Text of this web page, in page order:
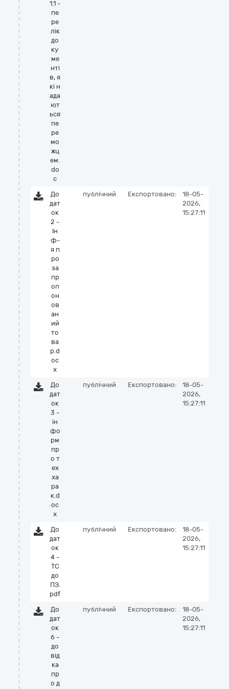
1.1 -
пе
ре
лік
до
ку
ме
нті
в, я
кі н
ада
ют
ься
пе
ре
мо
жц
ем.
do
c
До
дат
ок
2 -
Ін
ф-
я п
ро
за
пр
оп
он
ов
ан
ий
то
ва
р.d
oc
x
публічний Експортовано:
18-05-
2026,
15:27:11
До
дат
ок
3 -
ін
фо
рм
пр
о т
ех
ха
ра
к.d
oc
x
публічний Експортовано:
18-05-
2026,
15:27:11
До
дат
ок
4 -
ТС
до
ПЗ.
pdf
публічний Експортовано:
18-05-
2026,
15:27:11
До
дат
ок
6 -
до
від
ка
пр
о д
публічний Експортовано:
18-05-
2026,
15:27:11